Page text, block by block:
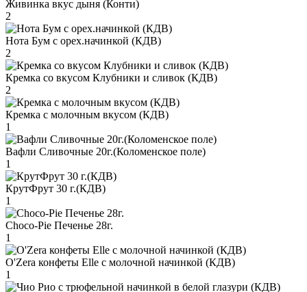
Живинка вкус дыня (Конти)
2
Нота Бум с орех.начинкой (КДВ)
2
Кремка со вкусом Клубники и сливок (КДВ)
2
Кремка с молочным вкусом (КДВ)
1
Вафли Сливочные 20г.(Коломенское поле)
1
КрутФрут 30 г.(КДВ)
1
Choco-Pie Печенье 28г.
1
O'Zera конфеты Elle с молочной начинкой (КДВ)
1